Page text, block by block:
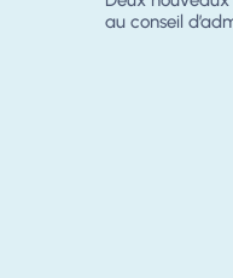
au conseil